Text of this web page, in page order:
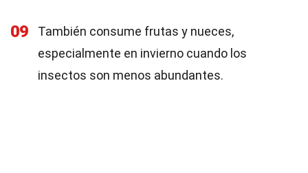
09
También consume frutas y nueces,
especialmente en invierno cuando los
insectos son menos abundantes.